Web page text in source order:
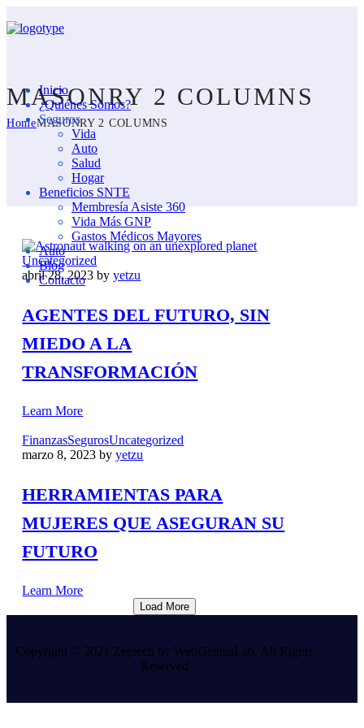
Inicio
¿Quiénes Somos?
Seguros
Vida
Auto
Salud
Hogar
Beneficios SNTE
Membresía Asiste 360
Vida Más GNP
Gastos Médicos Mayores
Auto
Blog
Contacto
MASONRY 2 COLUMNS
HomeMASONRY 2 COLUMNS
Uncategorized
abril 28, 2023byyetzu
AGENTES DEL FUTURO, SIN
MIEDO A LA
TRANSFORMACIÓN
Learn More
FinanzasSegurosUncategorized
marzo 8, 2023byyetzu
HERRAMIENTAS PARA
MUJERES QUE ASEGURAN SU
FUTURO
Learn More
Load More
Copyright © 2021 Zeptech by WebGeniusLab. All Rights
Reserved